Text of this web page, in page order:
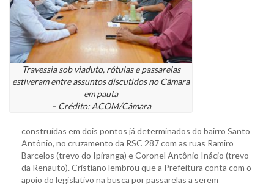
Travessia sob viaduto, rótulas e passarelas
estiveram entre assuntos discutidos no Câmara
em pauta
– Crédito: ACOM/Câmara
construídas em dois pontos já determinados do bairro Santo
Antônio, no cruzamento da RSC 287 com as ruas Ramiro
Barcelos (trevo do Ipiranga) e Coronel Antônio Inácio (trevo
da Renauto). Cristiano lembrou que a Prefeitura conta com o
apoio do legislativo na busca por passarelas a serem